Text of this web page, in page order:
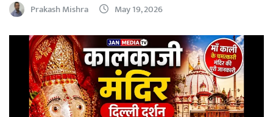
Prakash Mishra May 19, 2026